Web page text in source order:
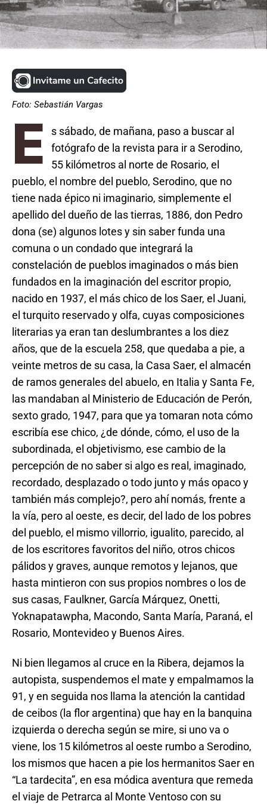
Foto: Sebastián Vargas
E
s sábado, de mañana, paso a buscar al
fotógrafo de la revista para ir a Serodino,
55 kilómetros al norte de Rosario, el
pueblo, el nombre del pueblo, Serodino, que no
tiene nada épico ni imaginario, simplemente el
apellido del dueño de las tierras, 1886, don Pedro
dona (se) algunos lotes y sin saber funda una
comuna o un condado que integrará la
constelación de pueblos imaginados o más bien
fundados en la imaginación del escritor propio,
nacido en 1937, el más chico de los Saer, el Juani,
el turquito reservado y olfa, cuyas composiciones
literarias ya eran tan deslumbrantes a los diez
años, que de la escuela 258, que quedaba a pie, a
veinte metros de su casa, la Casa Saer, el almacén
de ramos generales del abuelo, en Italia y Santa Fe,
las mandaban al Ministerio de Educación de Perón,
sexto grado, 1947, para que ya tomaran nota cómo
escribía ese chico, ¿de dónde, cómo, el uso de la
subordinada, el objetivismo, ese cambio de la
percepción de no saber si algo es real, imaginado,
recordado, desplazado o todo junto y más opaco y
también más complejo?, pero ahí nomás, frente a
la vía, pero al oeste, es decir, del lado de los pobres
del pueblo, el mismo villorrio, igualito, parecido, al
de los escritores favoritos del niño, otros chicos
pálidos y graves, aunque remotos y lejanos, que
hasta mintieron con sus propios nombres o los de
sus casas, Faulkner, García Márquez, Onetti,
Yoknapatawpha, Macondo, Santa María, Paraná, el
Rosario, Montevideo y Buenos Aires.
Ni bien llegamos al cruce en la Ribera, dejamos la
autopista, suspendemos el mate y empalmamos la
91, y en seguida nos llama la atención la cantidad
de ceibos (la flor argentina) que hay en la banquina
izquierda o derecha según se mire, si uno va o
viene, los 15 kilómetros al oeste rumbo a Serodino,
los mismos que hacen a pie los hermanitos Saer en
“La tardecita”, en esa módica aventura que remeda
el viaje de Petrarca al Monte Ventoso con su